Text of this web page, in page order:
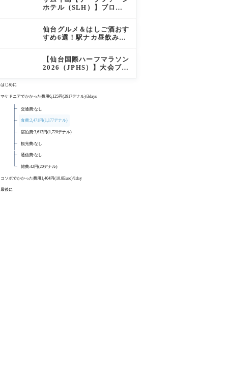
徹底レポート
ホテル（SLH）】ブログ
ランド過ごす極上おこもり
ステイ！
仙台グルメ＆はしご酒おす
すめ6選！駅ナカ昼飲みか
ーまで実食レビュー
【仙台国際ハーフマラソン
2026（JPHS）】大会ブロ
夫婦で参加してみた
はじめに
マケドニアでかかった費用6,125円(2917デナル)/3days
交通費:なし
食費:2,471円(1,177デナル)
宿泊費:3,612円(1,720デナル)
観光費:なし
通信費:なし
雑費:42円(20デナル)
コソボでかかった費用1,404円(10.8Euro)/1day
最後に